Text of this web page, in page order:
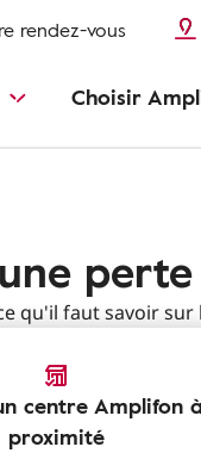
rendez-vous
Choisir
qu'il faut savoir
centre Amplifon à
proximité